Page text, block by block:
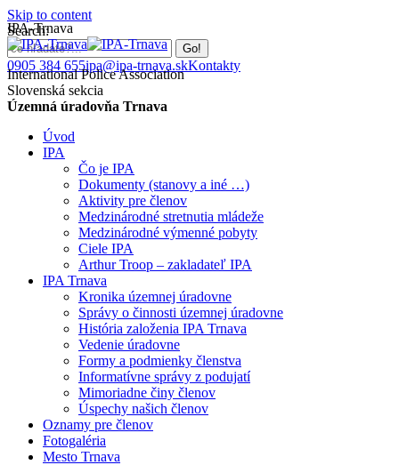
Skip to content
Search:
0905 384 655ipa@ipa-trnava.skKontakty
IPA-Trnava
International Police Association
Slovenská sekcia
Územná úradovňa Trnava
Úvod
IPA
Čo je IPA
Dokumenty (stanovy a iné …)
Aktivity pre členov
Medzinárodné stretnutia mládeže
Medzinárodné výmenné pobyty
Ciele IPA
Arthur Troop – zakladateľ IPA
IPA Trnava
Kronika územnej úradovne
Správy o činnosti územnej úradovne
História založenia IPA Trnava
Vedenie úradovne
Formy a podmienky členstva
Informatívne správy z podujatí
Mimoriadne činy členov
Úspechy našich členov
Oznamy pre členov
Fotogaléria
Mesto Trnava